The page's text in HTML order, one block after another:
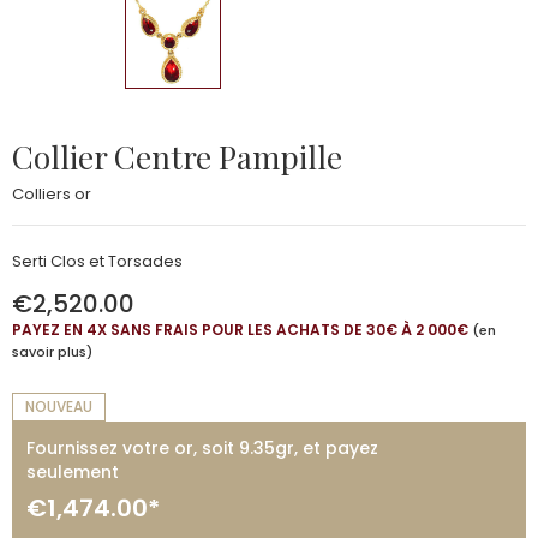
Collier Centre Pampille
Colliers or
Serti Clos et Torsades
€2,520.00
PAYEZ EN 4X SANS FRAIS POUR LES ACHATS DE 30€ À 2 000€ (en
savoir plus)
NOUVEAU
Fournissez votre or, soit 9.35gr, et payez
seulement
€1,474.00*